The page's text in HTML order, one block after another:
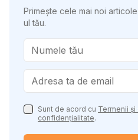
Primește cele mai noi
ul tău.
Sunt de acord cu Termenii
confidențialitate.